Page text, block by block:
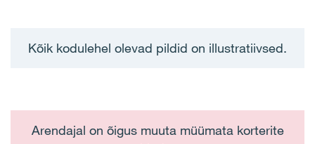
Kõik kodulehel olevad pildid on illustratiivsed.
Arendajal on õigus muuta müümata korterite